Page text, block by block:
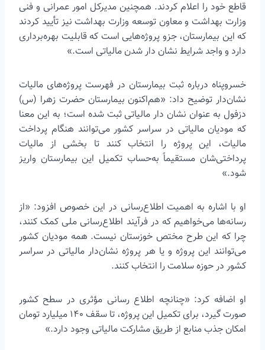
قاطع خود را اعلام کردند. همچنین مدیرکل امور عمرانی و فنی
وزارت بهداشت و معاون توسعه وزارت بهداشت نیز تأیید کردند
که این بیمارستان، جزو پروژه‌هایی است که قابلیت بهره‌برداری
دارد و واجد شرایط نشان دار شدن مالیاتی است.»
خسروپناه درباره ثبت بیمارستان در فهرست پروژه‌های مالیات
نشان‌دار توضیح داد: «هم‌اکنون بیمارستان حضرت زهرا (س)
دزفول به عنوان نشان دار مالیاتی ثبت شده است؛ به این معنا
که مودیان مالیاتی در سراسر کشور می‌توانند هنگام پرداخت
مالیات، این پروژه را انتخاب کنند تا بخشی از مالیات
پرداختی‌شان مستقیماً به‌حساب تکمیل این بیمارستان واریز
شود.»
او با اشاره به اهمیت اطلاع‌رسانی در این خصوص افزود: «از
رسانه‌ها می‌خواهیم که در فرآیند اطلاع‌رسانی ملی کمک کنند،
چرا که این طرح مختص خوزستان نیست. همه مودیان کشور
می‌توانند این پروژه و یا هر پروژه نشان‌دار مالیاتی در سراسر
کشور در حوزه سلامت را انتخاب کنند.
او اضافه کرد: «چنانچه اطلاع رسانی مؤثری در سطح کشور
صورت گیرد، برای تکمیل این پروژه، تا سقف ۱۴۰ میلیارد تومان
امکان جذب منابع از طریق مشارکت مالیاتی وجود دارد.»